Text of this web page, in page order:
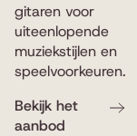
gitaren voor
uiteenlopende
muziekstijlen en
speelvoorkeuren.
Bekijk het
aanbod